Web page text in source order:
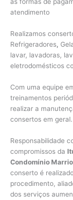
atendimento
Realizamos
Refrigeradores,
lavar, lavadoras,
eletrodomésticos
Com uma equipe
treinamentos
realizar a
consertos em geral.
Responsabilidade
compromissos da
Condomínio
conserto é
procedimento,
dos serviços